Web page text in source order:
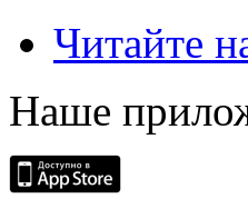
Читайте
Наше